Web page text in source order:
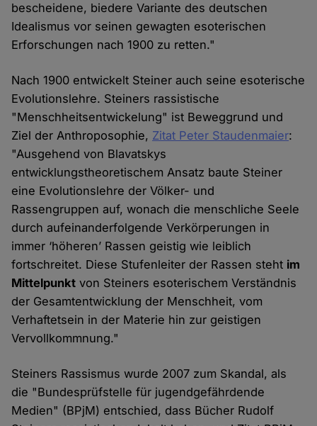
bescheidene, biedere Variante des deutschen
Idealismus vor seinen gewagten esoterischen
Erforschungen nach 1900 zu retten."
Nach 1900 entwickelt Steiner auch seine esoterische
Evolutionslehre. Steiners rassistische
"Menschheitsentwickelung" ist Beweggrund und
Ziel der Anthroposophie, Zitat Peter Staudenmaier:
"Ausgehend von Blavatskys
entwicklungstheoretischem Ansatz baute Steiner
eine Evolutionslehre der Völker- und
Rassengruppen auf, wonach die menschliche Seele
durch aufeinanderfolgende Verkörperungen in
immer ‘höheren’ Rassen geistig wie leiblich
fortschreitet. Diese Stufenleiter der Rassen steht im
Mittelpunkt von Steiners esoterischem Verständnis
der Gesamtentwicklung der Menschheit, vom
Verhaftetsein in der Materie hin zur geistigen
Vervollkommnung."
Steiners Rassismus wurde 2007 zum Skandal, als
die "Bundesprüfstelle für jugendgefährdende
Medien" (BPjM) entschied, dass Bücher Rudolf